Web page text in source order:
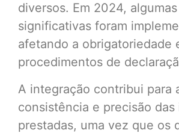
diversos. Em 2024,
significativas foram
afetando a obrigatoriedade
procedimentos de
A integração contribui para
consistência e precisão
prestadas, uma vez que os